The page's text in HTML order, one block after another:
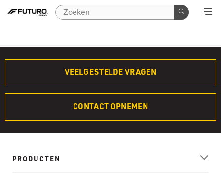
VEELGESTELDE VRAGEN
CONTACT OPNEMEN
PRODUCTEN